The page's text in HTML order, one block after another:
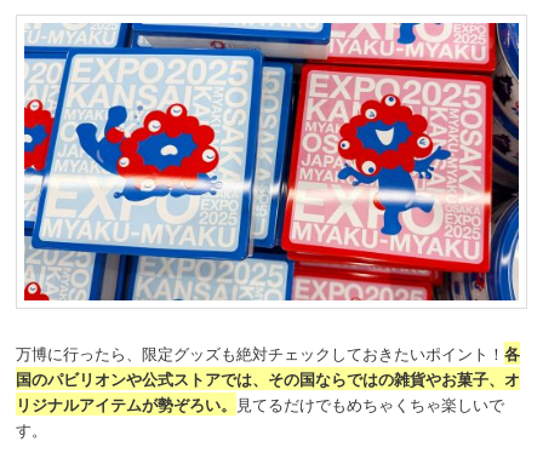
万博に行ったら、限定グッズも絶対チェックしておきたいポイント！各
国のパビリオンや公式ストアでは、その国ならではの雑貨やお菓子、オ
リジナルアイテムが勢ぞろい。 見てるだけでもめちゃくちゃ楽しいで
す。